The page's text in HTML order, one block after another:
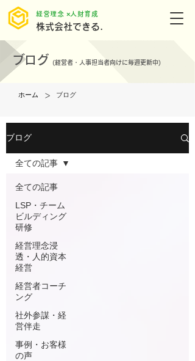
株式会社できる.
​経営理念 ×人財育成
ブログ (経営者・人事担当者向けに毎週更新中)
ホーム > ブログ
ブログ
全ての記事
LSP・チーム
ビルディング
研修
経営理念浸
透・人的資本
経営
経営者コーチ
ング
社外参謀・経
営伴走
事例・お客様
の声
全ての記事